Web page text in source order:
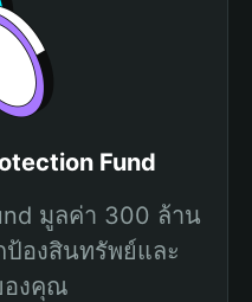
Fund
มูลค่า 300 ล้าน
องสินทรัพย์และ
องคุณ